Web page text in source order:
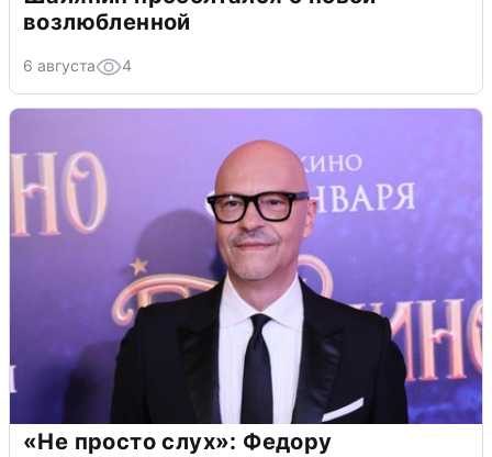
возлюбленной
6 августа 4
«Не просто слух»: Федору